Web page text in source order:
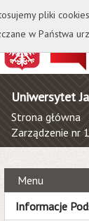
Uniwersytet
Strona główna
Zarządzenie nr
Menu
Informacje
pliki
w Państwa